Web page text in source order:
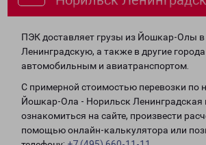
ПЭК доставляет грузы из Йошкар-Олы
Ленинградскую, а также в другие
автомобильным и авиатранспортом.
С примерной стоимостью перевозки по
Йошкар-Ола - Норильск
ознакомиться на сайте, произвести
помощью онлайн-калькулятора или